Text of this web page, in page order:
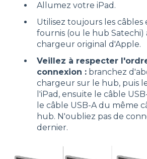
Allumez votre iPad.
Utilisez toujours les
fournis (ou le hub Satechi)
chargeur original d'Apple.
Veillez à respecter
connexion : branchez
chargeur sur le hub, puis
l'iPad, ensuite le câble
le câble USB-A du même
hub. N'oubliez pas de
dernier.